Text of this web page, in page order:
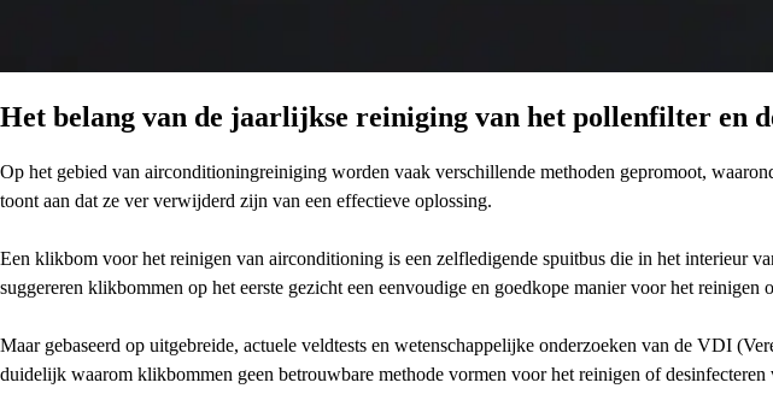
Het belang van de jaarlijkse reiniging van het pollenfilter en
Op het gebied van airconditioningreiniging worden vaak verschillende methoden gepromoot,
toont aan dat ze ver verwijderd zijn van een effectieve oplossing.
Een klikbom voor het reinigen van airconditioning is een zelfledigende spuitbus die in het interieur
suggereren klikbommen op het eerste gezicht een eenvoudige en goedkope manier voor het reinigen
Maar gebaseerd op uitgebreide, actuele veldtests en wetenschappelijke onderzoeken van de VDI
duidelijk waarom klikbommen geen betrouwbare methode vormen voor het reinigen of desinfecteren